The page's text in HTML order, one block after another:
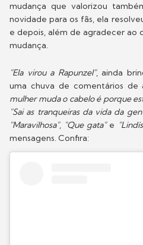
mudança que valorizou
novidade para os fãs, ela
e depois, além de agradecer ao
mudança.
"Ela virou a Rapunzel", ainda
uma chuva de comentários de
mulher muda o cabelo é porque
"Sai as tranqueiras da vida da
"Maravilhosa", "Que gata"e
mensagens. Confira: